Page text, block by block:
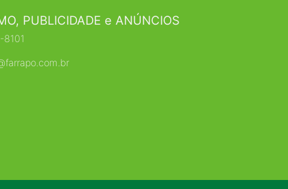
PUBLICIDADE e ANÚNCIOS
8101